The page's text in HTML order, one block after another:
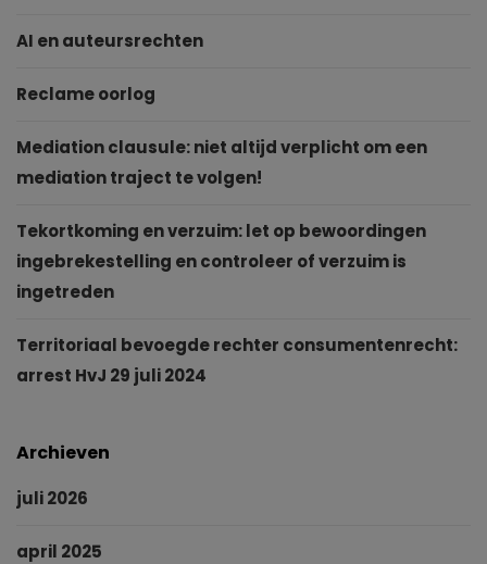
AI en auteursrechten
Reclame oorlog
Mediation clausule: niet altijd verplicht om een
mediation traject te volgen!
Tekortkoming en verzuim: let op bewoordingen
ingebrekestelling en controleer of verzuim is
ingetreden
Territoriaal bevoegde rechter consumentenrecht:
arrest HvJ 29 juli 2024
Archieven
juli 2026
april 2025